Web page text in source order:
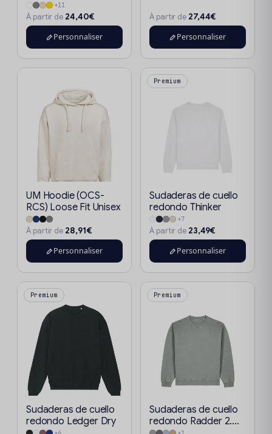
+11
À partir de 24,40€
Personnaliser
À partir de 27,44€
Personnaliser
UM Hoodie (OCS-
RCS) Loose Fit Unisex
À partir de 28,91€
Personnaliser
Premium
Sudaderas de cuello
redondo Thinker
+7
À partir de 23,49€
Personnaliser
Premium
Sudaderas de cuello
redondo Ledger Dry
Premium
Sudaderas de cuello
redondo Radder 2....